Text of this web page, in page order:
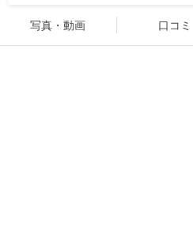
写真・動画 口コミ